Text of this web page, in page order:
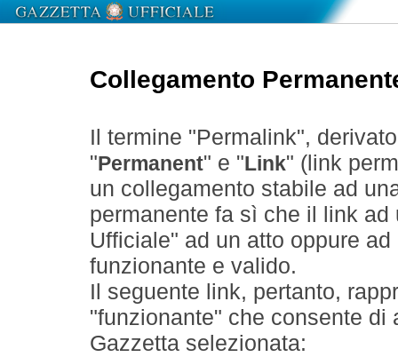
Collegamento
Il termine "Permalink",
" Permanent" e " Link" (link
un collegamento stabile ad
permanente fa sì che il link
Ufficiale" ad un atto oppure
funzionante e valido.
Il seguente link, pertanto,
"funzionante" che consente
Gazzetta selezionata: